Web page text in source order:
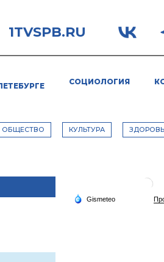
1TVSPB.RU
СОЦИОЛОГИЯ
ОБЩЕСТВО КУЛЬТУРА